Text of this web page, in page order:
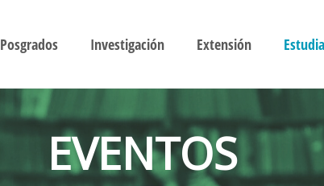
Posgrados Investigación Extensión
EVENTOS